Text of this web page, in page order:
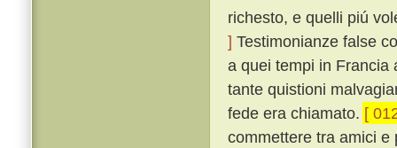
richesto, e quelli piú
] Testimonianze false
a quei tempi in Francia
tante quistioni
fede era chiamato. [
commettere tra amici e